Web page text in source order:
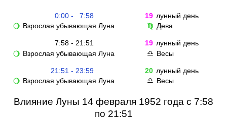
0:00 - 7:58 19 лунный день
🌖 Взрослая убывающая Луна ♍ Дева
7:58 - 21:51 19 лунный день
🌖 Взрослая убывающая Луна ♎ Весы
21:51 - 23:59 20 лунный день
🌖 Взрослая убывающая Луна ♎ Весы
Влияние Луны 14 февраля 1952 года с 7:58
по 21:51